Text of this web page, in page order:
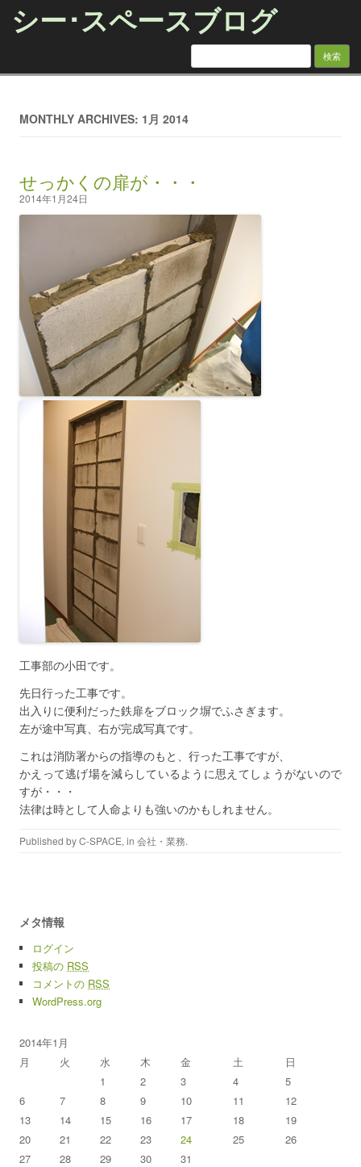
シー･スペースブログ
検索:
MONTHLY ARCHIVES: 1月 2014
せっかくの扉が・・・
2014年1月24日
工事部の小田です。
先日行った工事です。
出入りに便利だった鉄扉をブロック塀でふさぎます。
左が途中写真、右が完成写真です。
これは消防署からの指導のもと、行った工事ですが、
かえって逃げ場を減らしているように思えてしょうがないので
すが・・・
法律は時として人命よりも強いのかもしれません。
Published byC-SPACE, in 会社・業務.
メタ情報
ログイン
投稿の RSS
コメントの RSS
WordPress.org
2014年1月
月
火 水 木 金 土 日
1 2 3 4
5
6
7 8 9 10 11
12
13
14 15 16 17 18
19
20
21 22 23 24 25
26
27
28 29 30 31